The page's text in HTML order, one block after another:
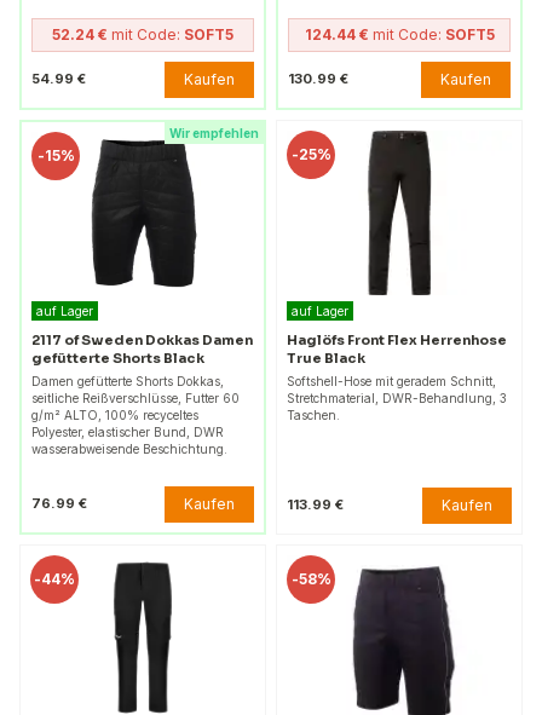
52.24 € mit Code: SOFT5
54.99 € Kaufen
124.44 € mit Code: SOFT5
130.99 € Kaufen
Wir empfehlen
-15%
auf Lager
2117 of Sweden Dokkas Damen
gefütterte Shorts Black
Damen gefütterte Shorts Dokkas,
seitliche Reißverschlüsse, Futter 60
g/m² ALTO, 100% recyceltes
Polyester, elastischer Bund, DWR
wasserabweisende Beschichtung.
76.99 € Kaufen
-25%
auf Lager
Haglöfs Front Flex Herrenhose
True Black
Softshell-Hose mit geradem Schnitt,
Stretchmaterial, DWR-Behandlung, 3
Taschen.
113.99 € Kaufen
-44% -58%